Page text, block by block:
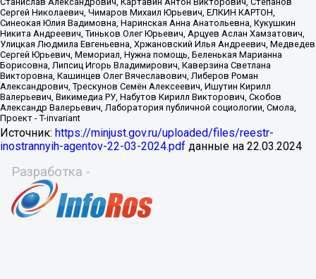
Источник: https://minjust.gov.ru/uploaded/files/reestr-
inostrannyih-agentov-22-03-2024.pdf данные на 22.03.2024
Разработка -